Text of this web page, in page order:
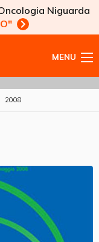
Niguarda
MENU
2008